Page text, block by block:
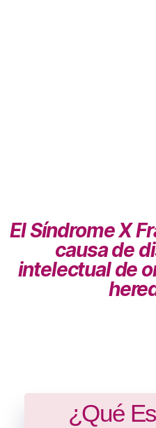
El Síndrome X
causa de
intelectual de
¿Qué